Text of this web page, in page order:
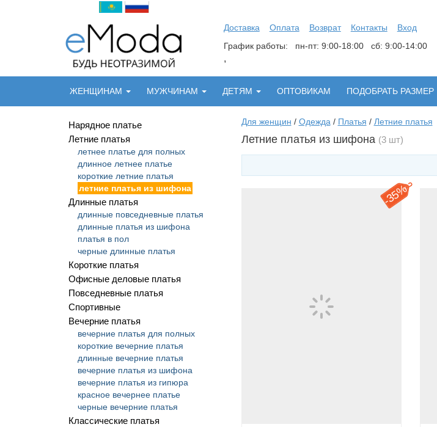
Доставка Оплата Возврат Контакты
Вход
График работы: пн-пт: 9:00-18:00 сб: 9:00-14:00
,
ЖЕНЩИНАМ МУЖЧИНАМ ДЕТЯМ ОПТОВИКАМ ПОДОБРАТЬ РАЗМЕР
Нарядное платье
Летние платья
летнее платье для полных
длинное летнее платье
короткие летние платья
летние платья из шифона
Длинные платья
длинные повседневные платья
длинные платья из шифона
платья в пол
черные длинные платья
Короткие платья
Офисные деловые платья
Повседневные платья
Спортивные
Вечерние платья
вечерние платья для полных
короткие вечерние платья
длинные вечерние платья
вечерние платья из шифона
вечерние платья из гипюра
красное вечернее платье
черные вечерние платья
Классические платья
Для женщин / Одежда / Платья / Летние платья
Летние платья из шифона (3 шт)
-
35%